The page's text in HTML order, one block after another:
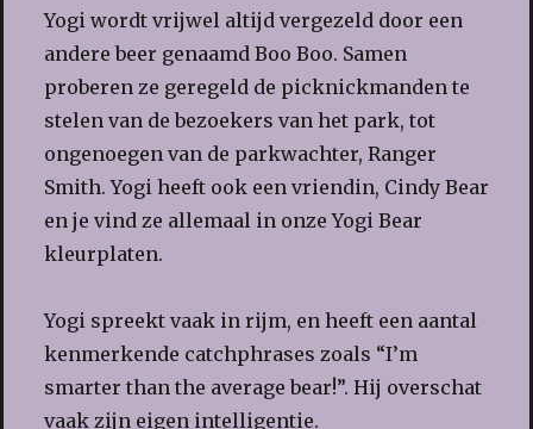
Yogi wordt vrijwel altijd vergezeld door een
andere beer genaamd Boo Boo. Samen
proberen ze geregeld de picknickmanden te
stelen van de bezoekers van het park, tot
ongenoegen van de parkwachter, Ranger
Smith. Yogi heeft ook een vriendin, Cindy Bear
en je vind ze allemaal in onze Yogi Bear
kleurplaten.
Yogi spreekt vaak in rijm, en heeft een aantal
kenmerkende catchphrases zoals “I’m
smarter than the average bear!”. Hij overschat
vaak zijn eigen intelligentie.